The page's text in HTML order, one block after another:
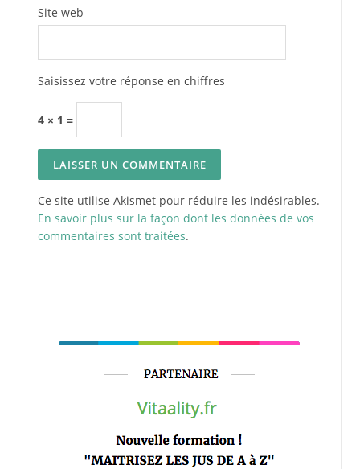
Site web
Saisissez votre réponse en chiffres
4 × 1 =
Ce site utilise Akismet pour réduire les indésirables.
En savoir plus sur la façon dont les données de vos
commentaires sont traitées.